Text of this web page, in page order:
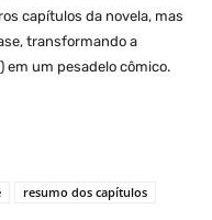
capítulos da novela, mas
transformando a
em um pesadelo cômico.
resumo dos capítulos